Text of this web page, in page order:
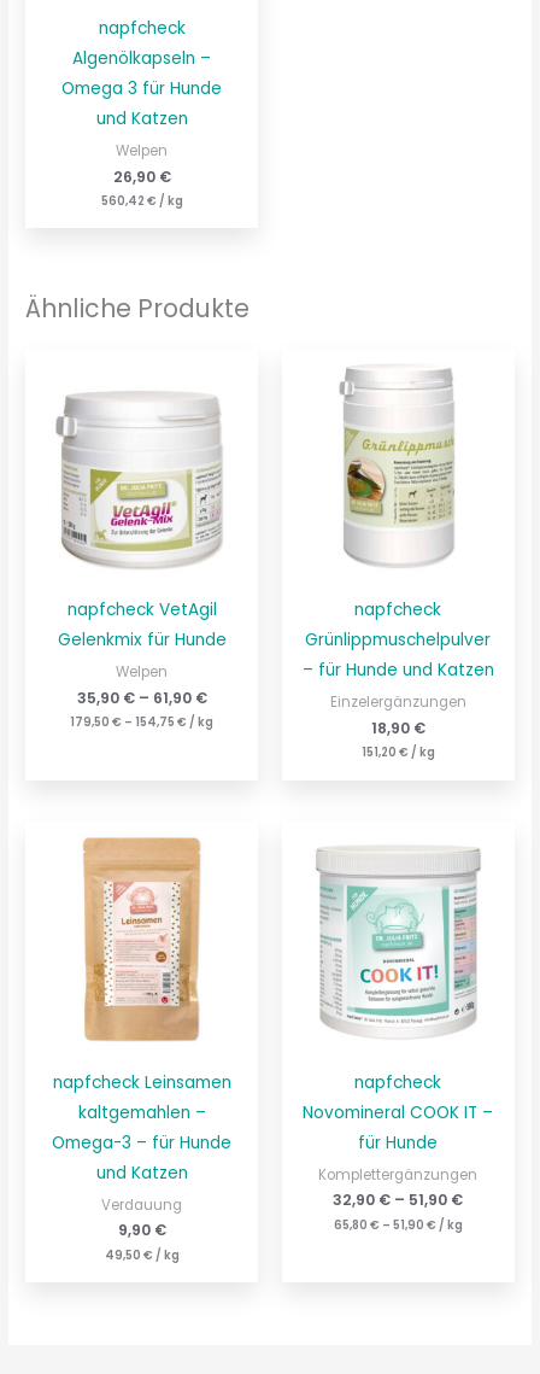
napfcheck
Algenölkapseln –
Omega 3 für Hunde
und Katzen
Welpen
26,90 €
560,42 € / kg
Ähnliche Produkte
napfcheck VetAgil
Gelenkmix für Hunde
Welpen
35,90 €– 61,90 €
179,50€ –154,75€ / kg
napfcheck
Grünlippmuschelpulver
– für Hunde und Katzen
Einzelergänzungen
18,90 €
151,20 € / kg
napfcheck Leinsamen
kaltgemahlen –
Omega-3 – für Hunde
und Katzen
Verdauung
9,90 €
49,50 € / kg
napfcheck
Novomineral COOK IT –
für Hunde
Komplettergänzungen
32,90 € – 51,90 €
65,80 € – 51,90 € / kg